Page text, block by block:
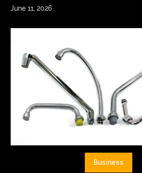
INFRASTRUCTURE
LIFE
EDUCATION
VEGETARIANS
AUTOMOTIVE
June 11, 2026
Business